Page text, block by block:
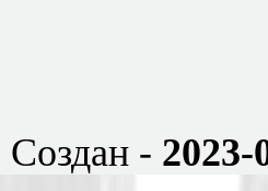
Создан - 2023-